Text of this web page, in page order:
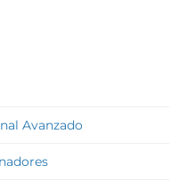
Avanzado